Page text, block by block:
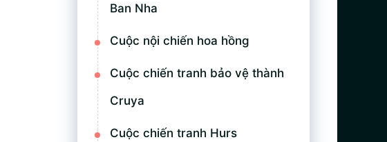
Ban Nha
Cuộc nội chiến hoa hồng
Cuộc chiến tranh bảo vệ thành
Cruya
Cuộc chiến tranh Hurs